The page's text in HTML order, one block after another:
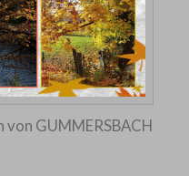
GUMMERSBACH